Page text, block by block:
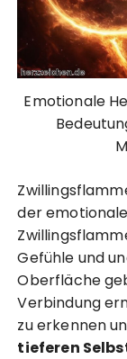
Emotionale
der
Gefühle und
Oberfläche
Verbindung
zu erkennen
tieferen